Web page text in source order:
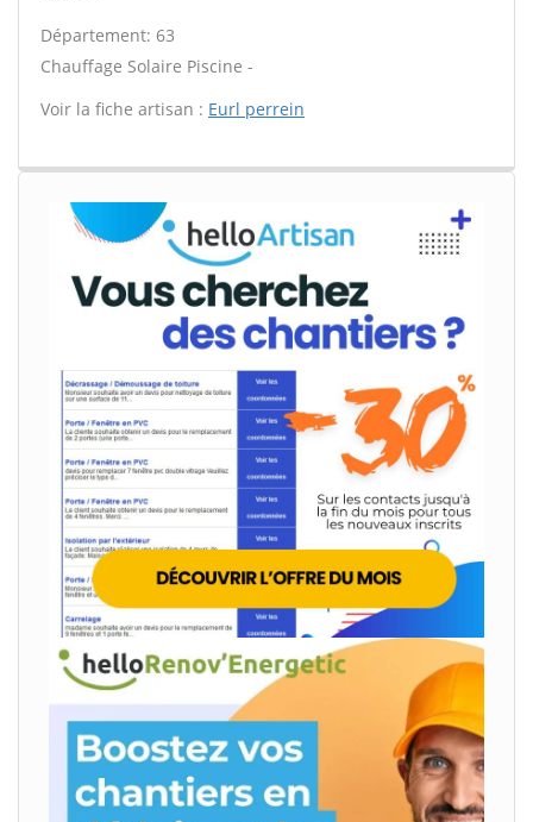
Département: 63
Chauffage Solaire Piscine -
Voir la fiche artisan : Eurl perrein